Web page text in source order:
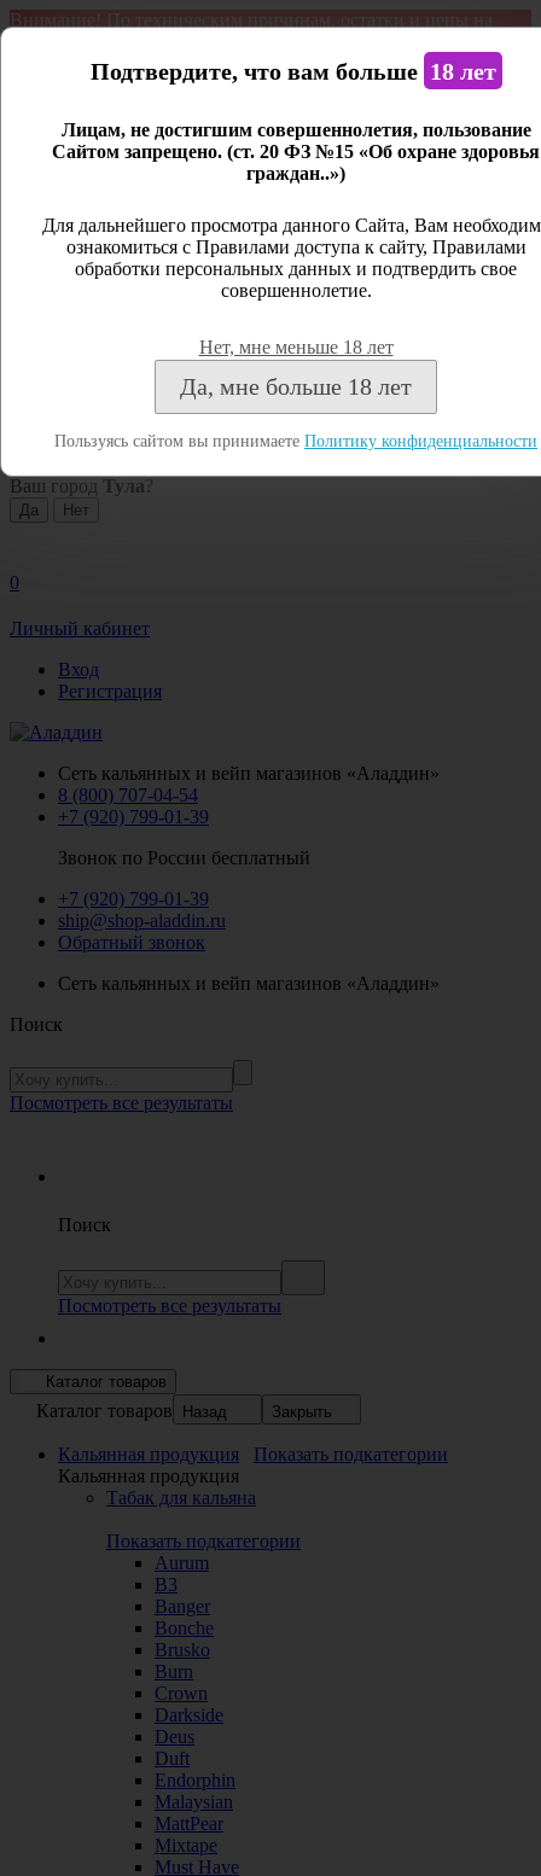
Внимание! По техническим причинам, остатки и цены на
является демонстрационным. Дистанционная продажа не
Открыть сайдбар
Личный кабинет
Закрыть
Посмотреть все результаты
Ваш город Тула ?
0
Личный кабинет
Вход
Регистрация
Сеть кальянных и вейп магазинов «Аладдин»
8 (800) 707-04-54
+7 (920) 799-01-39
Звонок по России бесплатный
+7 (920) 799-01-39
ship@shop-aladdin.ru
Обратный звонок
Сеть кальянных и вейп магазинов «Аладдин»
Поиск
Посмотреть все результаты
Поиск
Посмотреть все результаты
Каталог товаров
Каталог товаров Назад Закрыть
Кальянная продукция
Показать подкатегории
Кальянная продукция
Табак для кальяна
Показать подкатегории
Aurum
B3
Banger
Bonche
Brusko
Burn
Crown
Darkside
Deus
Duft
Endorphin
Malaysian
MattPear
Mixtape
Must Have
Подтвердите, что вам больше 18 лет
Лицам, не достигшим совершеннолетия, пользование
Сайтом запрещено. (ст. 20 ФЗ №15 «Об охране здоровья
граждан..»)
Для дальнейшего просмотра данного Сайта, Вам
ознакомиться с Правилами доступа к сайту, Правилами
обработки персональных данных и подтвердить свое
совершеннолетие.
Нет, мне меньше 18 лет
Да, мне больше 18 лет
Пользуясь сайтом вы принимаете Политику конфиденциальности